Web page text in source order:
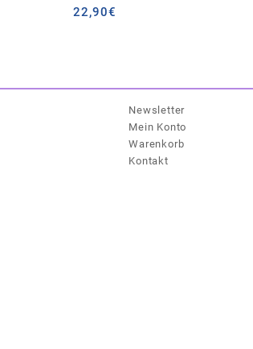
22,90€
Newsletter
Mein Konto
Warenkorb
Kontakt